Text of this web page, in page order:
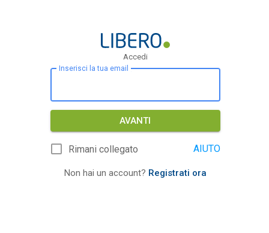
Accedi
Inserisci la tua email
AVANTI
Rimani collegato AIUTO
Non hai un account? Registrati ora